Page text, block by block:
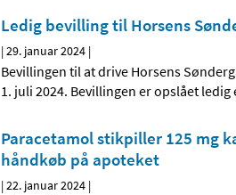
Ledig bevilling til Horsens
|29. januar 2024 |
Bevillingen til at drive Horsens
1. juli 2024. Bevillingen er opslået ledig
Paracetamol stikpiller 125 mg
håndkøb på apoteket
|22. januar 2024 |